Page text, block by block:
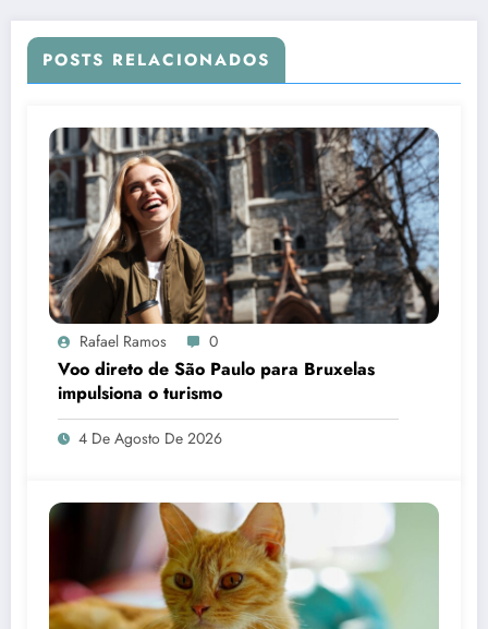
POSTS RELACIONADOS
Rafael Ramos 0
Voo direto de São Paulo para Bruxelas
impulsiona o turismo
4 De Agosto De 2026